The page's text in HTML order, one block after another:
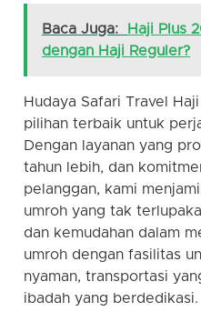
Baca Juga:
Haji Plus
dengan Haji Reguler?
Hudaya Safari Travel
pilihan terbaik untuk
Dengan layanan yang
tahun lebih, dan
pelanggan, kami
umroh yang tak
dan kemudahan dalam
umroh dengan fasilitas
nyaman, transportasi
ibadah yang